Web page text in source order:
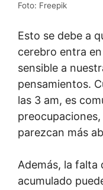
Foto: Freepik
Esto se debe a
cerebro entra
sensible a
pensamientos.
las 3 am, es
parezcan más
Además, la falta
acumulado